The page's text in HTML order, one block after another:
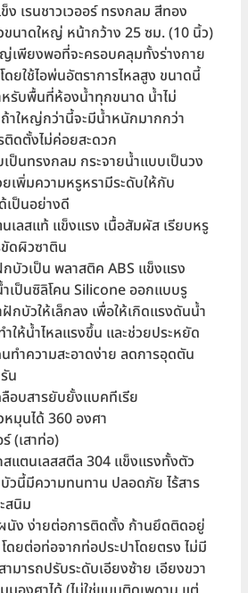
เรนชาวเวออร์ ทรงกลม สีทอง
นาดใหญ่ หน้ากว้าง 25 ซม. (10 นิ้ว)
เพียงพอที่จะครอบคลุมทั้งร่างกาย
ยใช้ไอพ่นอัตราการไหลสูง ขนาดนี้
หรับพื้นที่ห้องน้ำทุกขนาด น้ำไม่
ถ้าใหญ่กว่านี้จะมีน้ำหนักมากกว่า
ติดตั้งไม่ค่อยสะดวก
ป็นทรงกลม กระจายน้ำแบบเป็นวง
เพิ่มความหรูหรามีระดับให้กับ
เป็นอย่างดี
เลสแท้ แข็งแรง เนื้อสัมผัส เรียบหรู
ดผิวซาติน
บัวเป็น พลาสติค ABS แข็งแรง
เป็นซิลิโคน Silicone ออกแบบรู
กบัวให้เล็กลง เพื่อให้เกิดแรงดันน้ำ
ให้น้ำไหลแรงขึ้น และช่วยประหยัด
ทําความสะอาดง่าย ลดการอุดตัน
น
อบสารยับยั้งแบคทีเรีย
มุนได้ 360 องศา
(เสาท่อ)
แตนเลสสตีล 304 แข็งแรงทั้งตัว
วนี้มีความทนทาน ปลอดภัย ไร้สาร
สนิม
ง ง่ายต่อการติดตั้ง ก้านยึดติดอยู่
ดยต่อท่อจากท่อประปาโดยตรง ไม่มี
ามารถปรับระดับเอียงซ้าย เอียงขวา